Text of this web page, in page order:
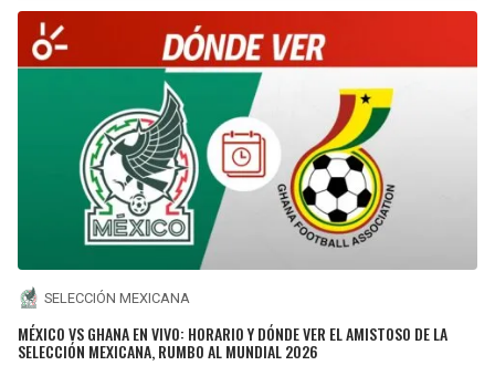
SELECCIÓN MEXICANA
MÉXICO VS GHANA EN VIVO: HORARIO Y DÓNDE VER EL AMISTOSO DE LA
SELECCIÓN MEXICANA, RUMBO AL MUNDIAL 2026